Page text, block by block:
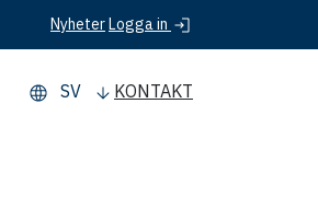
NyheterLogga in
SV KONTAKT